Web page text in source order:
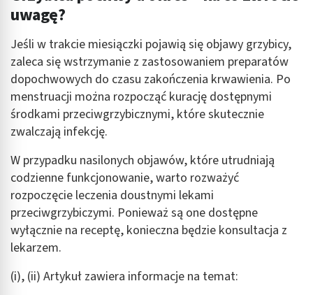
uwagę?
Jeśli w trakcie miesiączki pojawią się objawy grzybicy,
zaleca się wstrzymanie z zastosowaniem preparatów
dopochwowych do czasu zakończenia krwawienia. Po
menstruacji można rozpocząć kurację dostępnymi
środkami przeciwgrzybicznymi, które skutecznie
zwalczają infekcję.
W przypadku nasilonych objawów, które utrudniają
codzienne funkcjonowanie, warto rozważyć
rozpoczęcie leczenia doustnymi lekami
przeciwgrzybiczymi. Ponieważ są one dostępne
wyłącznie na receptę, konieczna będzie konsultacja z
lekarzem.
(i), (ii) Artykuł zawiera informacje na temat: